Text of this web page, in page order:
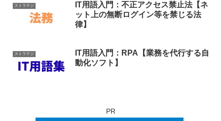
ストラテジ
IT用語入門：不正アクセス禁止法【ネ
ット上の無断ログイン等を禁じる法
律】
ストラテジ
IT用語入門：RPA【業務を代行する自
動化ソフト】
PR